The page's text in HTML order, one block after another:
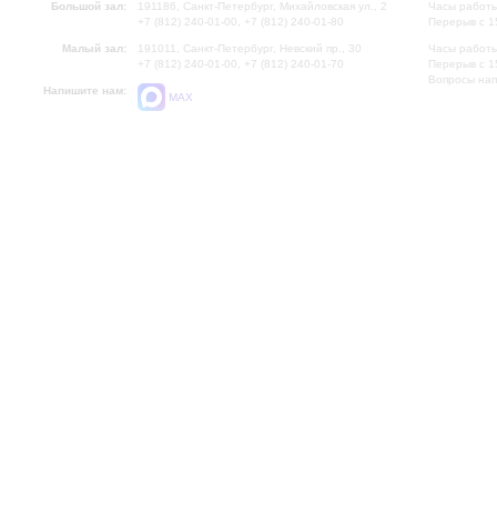
Большой зал:
191186, Санкт-Петербург, Михайловская ул., 2
+7 (812) 240-01-00, +7 (812) 240-01-80
Малый зал:
191011, Санкт-Петербург, Невский пр., 30
+7 (812) 240-01-00, +7 (812) 240-01-70
Напишите нам:
MAX
Часы
Перерыв с
Часы
Перерыв с
Вопросы